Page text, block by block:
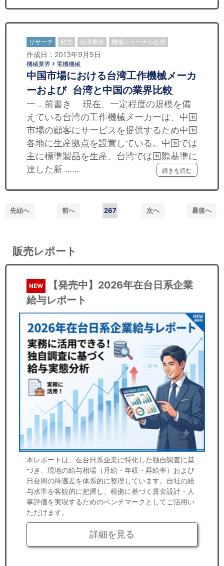
リサーチ 経営 台湾事情 機械ジャーナル会員
作成日：2013年9月5日
機械業界 電機機械
中国市場における台湾工作機械メーカ
ーおよび 台湾と中国の業界比較
一．前書き 現在、一定程度の規模を備
えている台湾の工作機械メーカーは、中国
市場の顧客にサービスを提供するため中国
各地に生産拠点を設置している。中国では
主に標準製品を生産、台湾では国際基準に
達した新 ……
続きを読む
先頭へ 前へ 267 次へ 最後へ
販売レポート
NEW
【発売中】2026年在台日系企業
給与レポート
本レポートは、在台日系企業に特化した独自調査に基
づき、現地の給与相場（月給・年収・昇給率）および
日台間の待遇差を体系的に整理しています。自社の給
与水準を客観的に把握し、根拠に基づく賃金設計・人
事評価を実現するためのベンチマークとしてご活用い
ただけます。
詳細を見る